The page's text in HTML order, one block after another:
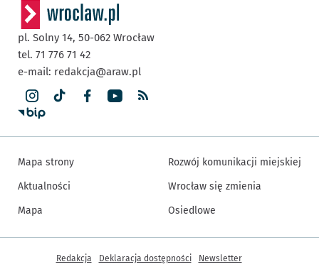
pl. Solny 14, 50-062 Wrocław
tel. 71 776 71 42
e-mail: redakcja@araw.pl
Mapa strony
Aktualności
Mapa
Rozwój komunikacji miejskiej
Wrocław się zmienia
Osiedlowe
Inne informacje
Redakcja Deklaracja dostępności Newsletter